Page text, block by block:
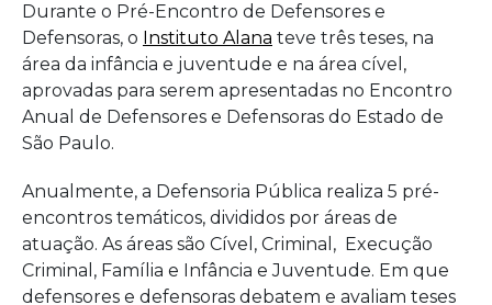
de
Durante o Pré-Encontro de Defensores e
Defensoras, o Instituto Alana teve três teses, na
área da infância e juventude e na área cível,
aprovadas para serem apresentadas no Encontro
Anual de Defensores e Defensoras do Estado de
São Paulo.
Anualmente, a Defensoria Pública realiza 5 pré-
encontros temáticos, divididos por áreas de
atuação. As áreas são Cível, Criminal, Execução
Criminal, Família e Infância e Juventude. Em que
defensores e defensoras debatem e avaliam teses